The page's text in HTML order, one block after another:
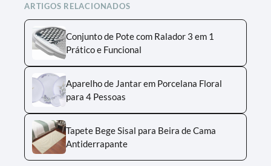
ARTIGOS RELACIONADOS
Conjunto de Pote com Ralador 3 em 1
Prático e Funcional
Aparelho de Jantar em Porcelana Floral
para 4 Pessoas
Tapete Bege Sisal para Beira de Cama
Antiderrapante